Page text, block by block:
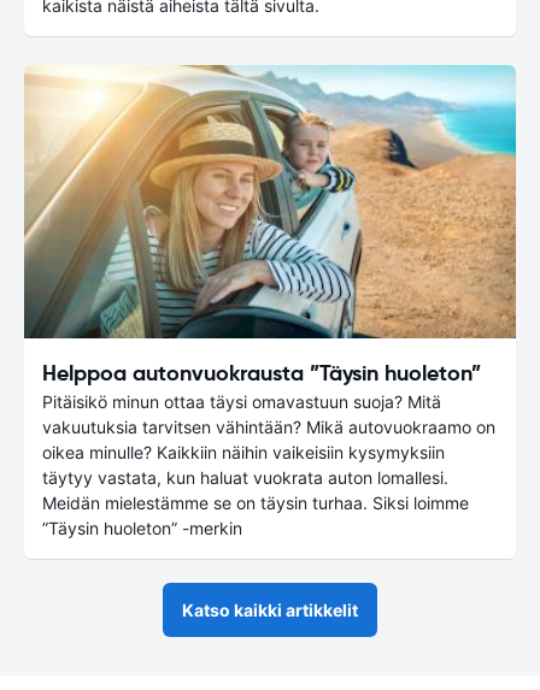
kaikista näistä aiheista tältä sivulta.
Helppoa autonvuokrausta ”Täysin huoleton”
Pitäisikö minun ottaa täysi omavastuun suoja? Mitä
vakuutuksia tarvitsen vähintään? Mikä autovuokraamo on
oikea minulle? Kaikkiin näihin vaikeisiin kysymyksiin
täytyy vastata, kun haluat vuokrata auton lomallesi.
Meidän mielestämme se on täysin turhaa. Siksi loimme
”Täysin huoleton” -merkin
Katso kaikki artikkelit